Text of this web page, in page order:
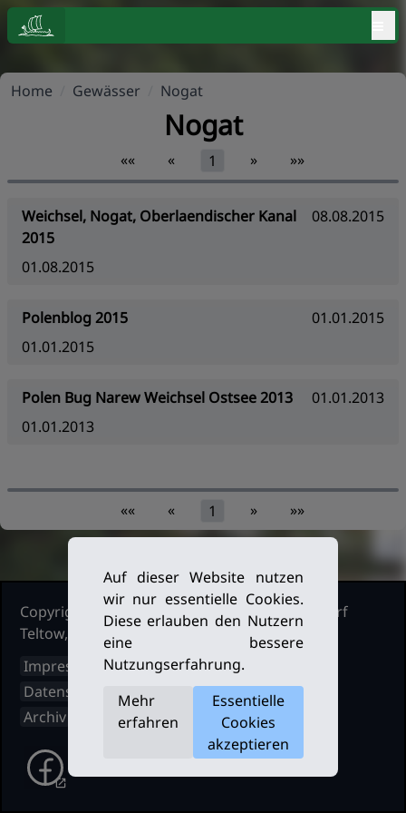
Home Gewässer Nogat
Nogat
«« « 1 » »»
Weichsel, Nogat, Oberlaendischer Kanal
2015
08.08.2015
01.08.2015
Polenblog 2015
01.01.2015
01.01.2015
Polen Bug Narew Weichsel Ostsee 2013
01.01.2013
01.01.2013
«« « 1 » »»
Copyright Ruderclub Kleinmachnow Stahnsdorf
Teltow, 2026. Alle Rechte vorbehalten.
Impressum
Datenschutz
Archiv
Auf dieser Website nutzen
wir nur essentielle Cookies.
Diese erlauben den Nutzern
eine bessere
Nutzungserfahrung.
Mehr
erfahren
Essentielle
Cookies
akzeptieren